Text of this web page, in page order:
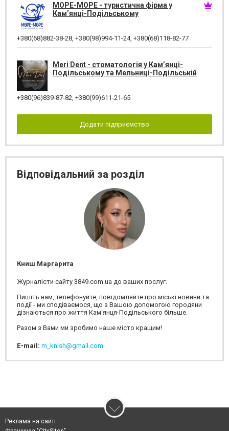
МОРЕ-МОРЕ - туристична фірма у
Кам’янці-Подільському
+380(68)882-38-28 +380(98)994-11-24, +380(68)118-82-77
Meri Dent - стоматологія у Кам’янці-
Подільському та Мельниці-Подільській
+380(96)839-87-82 +380(99)611-21-65
Додати підприємство
Відповідальний за розділ
Книш Маргарита
Журналісти сайту 3849.com.ua до ваших послуг.
Пишіть нам, телефонуйте, повідомляйте про міські новини та
події - ми сподіваємося, що з Вашою допомогою городяни
дізнаються про життя Кам'янця-Подільського більше.
Разом з Вами ми зробимо наше місто кращим!
E-mail: m_knish@gmail.com
Реклама на сайті